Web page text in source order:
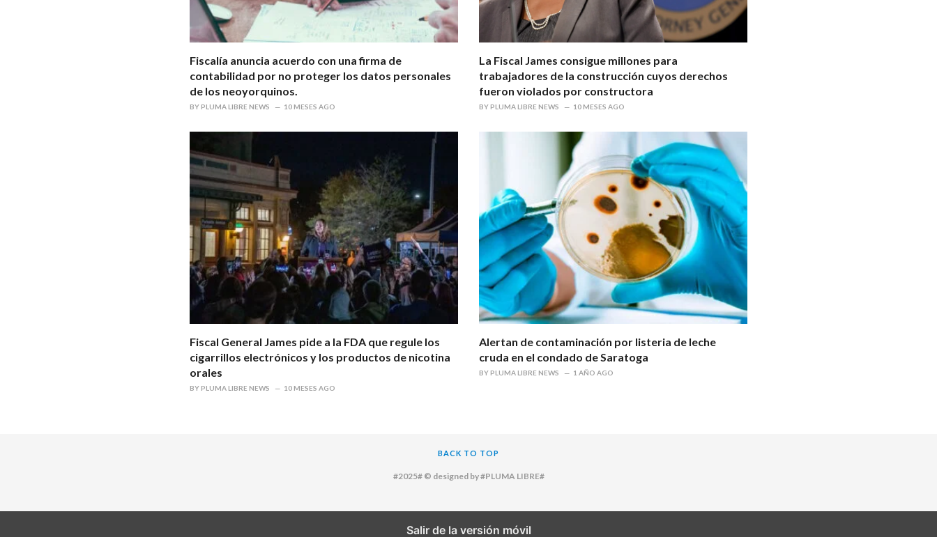
Fiscalía anuncia acuerdo con una firma de
contabilidad por no proteger los datos personales
de los neoyorquinos.
BY PLUMA LIBRE NEWS 10 MESES AGO
La Fiscal James consigue millones para
trabajadores de la construcción cuyos derechos
fueron violados por constructora
BY PLUMA LIBRE NEWS 10 MESES AGO
Fiscal General James pide a la FDA que regule los
cigarrillos electrónicos y los productos de nicotina
orales
BY PLUMA LIBRE NEWS 10 MESES AGO
Alertan de contaminación por listeria de leche
cruda en el condado de Saratoga
BY PLUMA LIBRE NEWS 1 AÑO AGO
BACK TO TOP
#2025# © designed by #PLUMA LIBRE#
Salir de la versión móvil